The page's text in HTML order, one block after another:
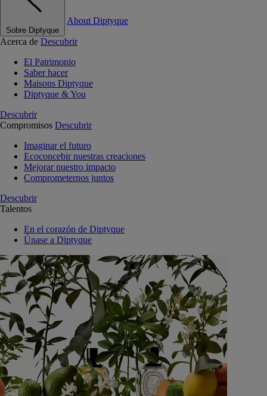
Sobre Diptyque
About Diptyque
Acerca de Descubrir
El Patrimonio
Saber hacer
Maisons Diptyque
Diptyque & You
Descubrir
Compromisos Descubrir
Imaginar el futuro
Ecoconcebir nuestras creaciones
Mejorar nuestro impacto
Comprometernos juntos
Descubrir
Talentos
En el corazón de Diptyque
Únase a Diptyque